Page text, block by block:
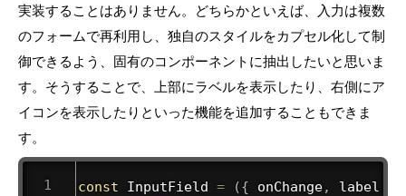
実装することはありません。どちらかといえば、入力は複数
のフォームで再利用し、独自のスタイルをカプセル化して制
御できるよう、固有のコンポーネントに抽出したいと思いま
す。そうすることで、上部にラベルを表示したり、右側にア
イコンを表示したりといった機能を追加することもできま
す。
const InputField = ({ onChange, label